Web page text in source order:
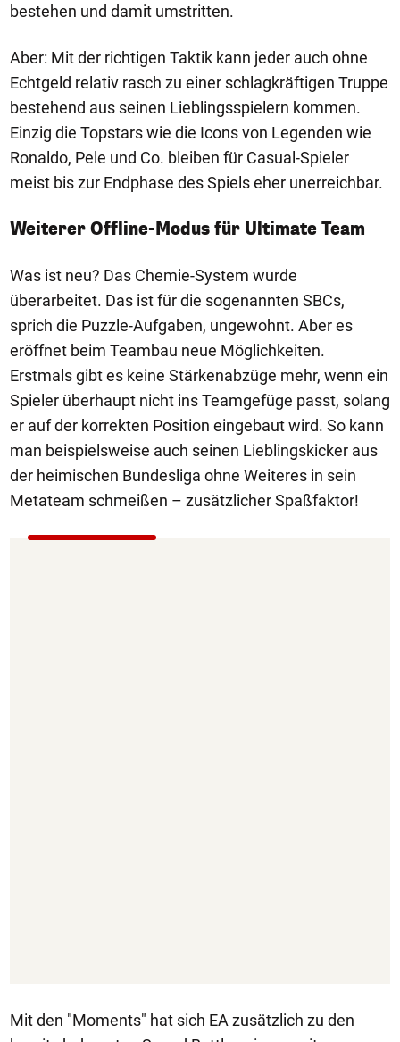
bestehen und damit umstritten.
Aber: Mit der richtigen Taktik kann jeder auch ohne
Echtgeld relativ rasch zu einer schlagkräftigen Truppe
bestehend aus seinen Lieblingsspielern kommen.
Einzig die Topstars wie die Icons von Legenden wie
Ronaldo, Pele und Co. bleiben für Casual-Spieler
meist bis zur Endphase des Spiels eher unerreichbar.
Weiterer Offline-Modus für Ultimate Team
Was ist neu? Das Chemie-System wurde
überarbeitet. Das ist für die sogenannten SBCs,
sprich die Puzzle-Aufgaben, ungewohnt. Aber es
eröffnet beim Teambau neue Möglichkeiten.
Erstmals gibt es keine Stärkenabzüge mehr, wenn ein
Spieler überhaupt nicht ins Teamgefüge passt, solang
er auf der korrekten Position eingebaut wird. So kann
man beispielsweise auch seinen Lieblingskicker aus
der heimischen Bundesliga ohne Weiteres in sein
Metateam schmeißen – zusätzlicher Spaßfaktor!
Mit den "Moments" hat sich EA zusätzlich zu den